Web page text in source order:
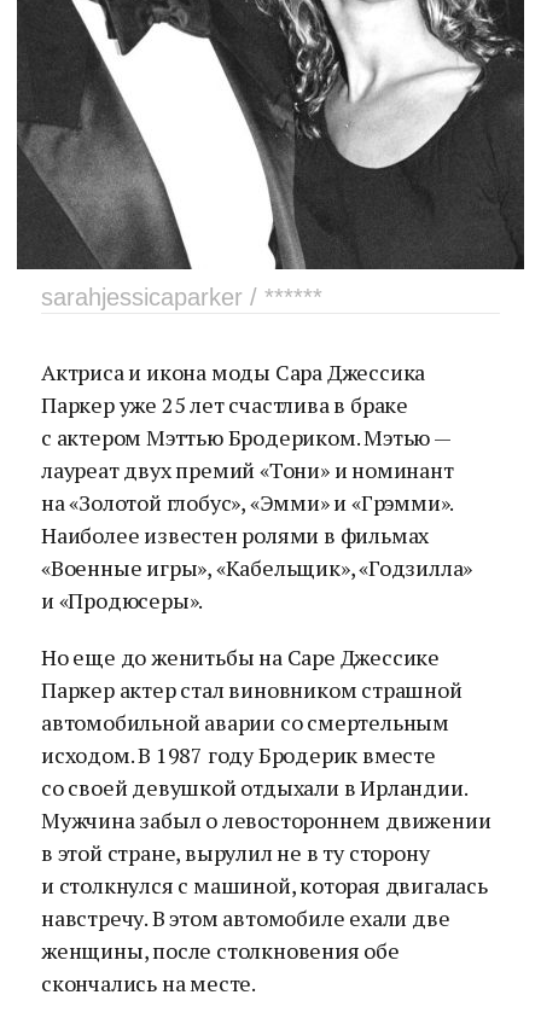
sarahjessicaparker / ******
Актриса и икона моды Сара Джессика
Паркер уже 25 лет счастлива в браке
с актером Мэттью Бродериком. Мэтью —
лауреат двух премий «Тони» и номинант
на «Золотой глобус», «Эмми» и «Грэмми».
Наиболее известен ролями в фильмах
«Военные игры», «Кабельщик», «Годзилла»
и «Продюсеры».
Но еще до женитьбы на Саре Джессике
Паркер актер стал виновником страшной
автомобильной аварии со смертельным
исходом. В 1987 году Бродерик вместе
со своей девушкой отдыхали в Ирландии.
Мужчина забыл о левостороннем движении
в этой стране, вырулил не в ту сторону
и столкнулся с машиной, которая двигалась
навстречу. В этом автомобиле ехали две
женщины, после столкновения обе
скончались на месте.